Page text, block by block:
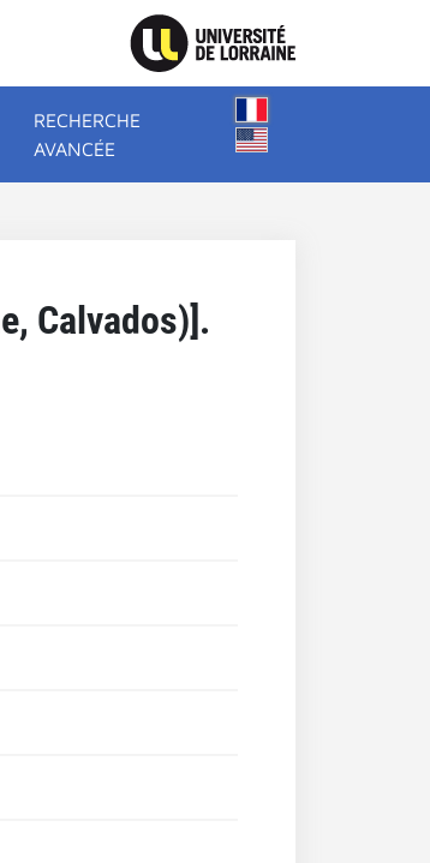
RECHERCHE
AVANCÉE
Calvados)].